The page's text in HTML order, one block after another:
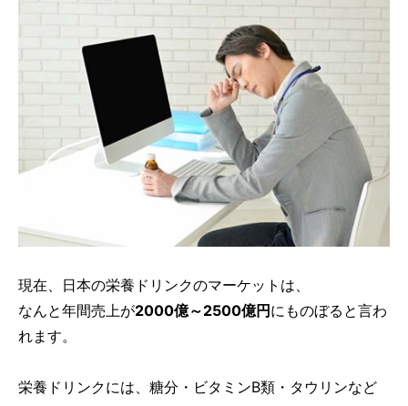
現在、日本の栄養ドリンクのマーケットは、
なんと年間売上が2000億～2500億円にものぼると言わ
れます。
栄養ドリンクには、糖分・ビタミンB類・タウリンなど